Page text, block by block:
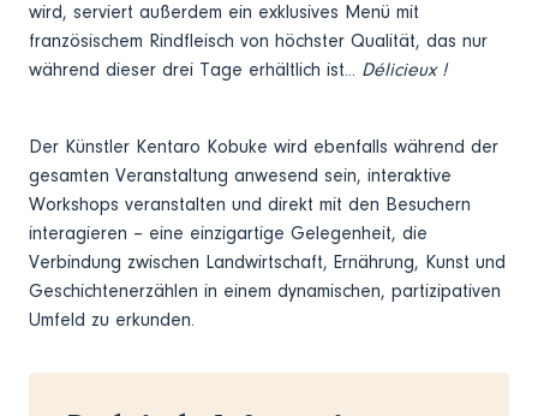
wird, serviert außerdem ein exklusives Menü mit
französischem Rindfleisch von höchster Qualität, das nur
während dieser drei Tage erhältlich ist... Délicieux !
Der Künstler Kentaro Kobuke wird ebenfalls während der
gesamten Veranstaltung anwesend sein, interaktive
Workshops veranstalten und direkt mit den Besuchern
interagieren – eine einzigartige Gelegenheit, die
Verbindung zwischen Landwirtschaft, Ernährung, Kunst und
Geschichtenerzählen in einem dynamischen, partizipativen
Umfeld zu erkunden.